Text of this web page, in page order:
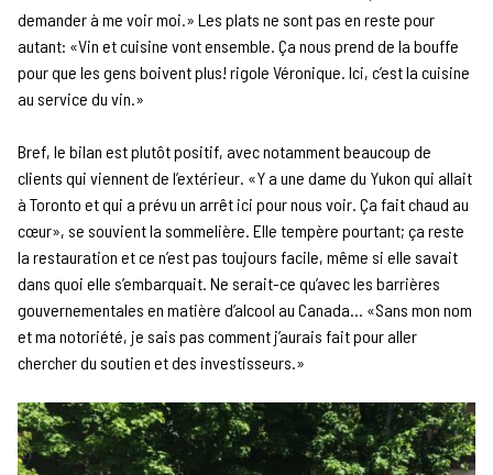
demander à me voir moi.» Les plats ne sont pas en reste pour
autant: «Vin et cuisine vont ensemble. Ça nous prend de la bouffe
pour que les gens boivent plus! rigole Véronique. Ici, c’est la cuisine
au service du vin.»
Bref, le bilan est plutôt positif, avec notamment beaucoup de
clients qui viennent de l’extérieur. «Y a une dame du Yukon qui allait
à Toronto et qui a prévu un arrêt ici pour nous voir. Ça fait chaud au
cœur», se souvient la sommelière. Elle tempère pourtant; ça reste
la restauration et ce n’est pas toujours facile, même si elle savait
dans quoi elle s’embarquait. Ne serait-ce qu’avec les barrières
gouvernementales en matière d’alcool au Canada… «Sans mon nom
et ma notoriété, je sais pas comment j’aurais fait pour aller
chercher du soutien et des investisseurs.»